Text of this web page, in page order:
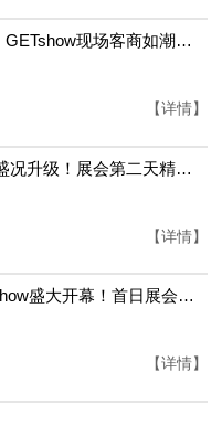
商机盎然！GETshow现场客商如潮，各类演艺设备新品、臻品悉数展出
【详情】
GETshow盛况升级！展会第二天精彩不断，全球新品首发、沉浸式大型原创主题灯光秀，亮点多多，不容错过！
【详情】
2025GETshow盛大开幕！首日展会现场人气火爆！全球演艺设备一站式沉浸体验
【详情】